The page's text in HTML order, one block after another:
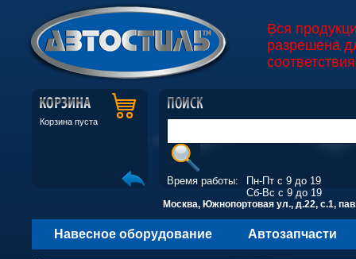
Вся
разрешена
Корзина пуста
Время работы:
Пн-Пт с 9 до 19
Сб-Вс с 9 до 19
Москва, Южнопортовая ул., д.22, с.1,
Навесное оборудование Автозапчасти